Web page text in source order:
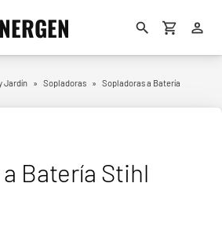
Jardín » Sopladoras » Sopladoras a Batería
Batería Stihl